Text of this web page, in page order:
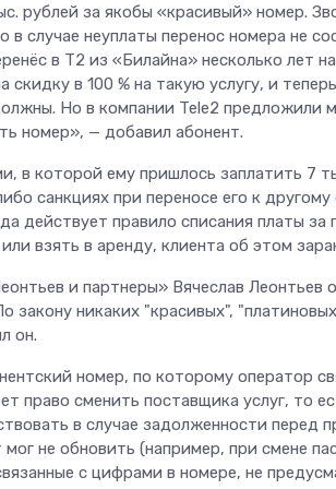
рублей за якобы «красивый» номер.
случае неуплаты перенос номера не
в T2 из «Билайна» несколько лет
в 100 % на такую услугу, и
Но в компании Tele2 предложили
номер», — добавил абонент.
в которой ему пришлось заплатить 7
санкциях при переносе его к
действует правило списания платы за
взять в аренду, клиента об этом
и партнеры» Вячеслав Леонтьев
закону никаких "красивых",
он.
номер, по которому оператор
право сменить поставщика услуг, то
в случае задолженности
не обновить (например, при смене
с цифрами в номере, не